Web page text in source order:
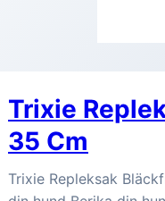
Trixie
35 Cm
Trixie Repleksak